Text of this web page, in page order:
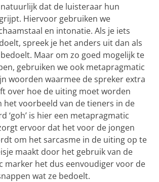
dat de luisteraar hun
Hiervoor gebruiken we
en intonatie. Als je iets
spreek je het anders uit dan als
Maar om zo goed mogelijk te
gebruiken we ook metapragmatic
woorden waarmee de spreker extra
over hoe de uiting moet worden
het voorbeeld van de tieners in de
‘goh’ is hier een metapragmatic
ervoor dat het voor de jongen
om het sarcasme in de uiting op te
maakt door het gebruik van de
marker het dus eenvoudiger voor de
wat ze bedoelt.